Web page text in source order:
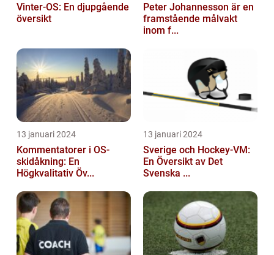
Vinter-OS: En djupgående
översikt
Peter Johannesson är en
framstående målvakt
inom f...
13 januari 2024
Kommentatorer i OS-
skidåkning: En
Högkvalitativ Öv...
13 januari 2024
Sverige och Hockey-VM:
En Översikt av Det
Svenska ...